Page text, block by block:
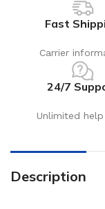
Fast
Carrier
24/7
Unlimited
Description